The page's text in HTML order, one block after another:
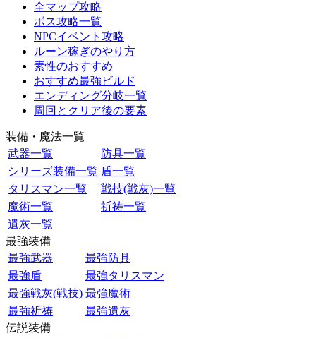
全マップ攻略
ボス攻略一覧
NPCイベント攻略
ルーン稼ぎのやり方
素性のおすすめ
おすすめ最強ビルド
エンディング分岐一覧
周回とクリア後の要素
装備・魔法一覧
武器一覧
防具一覧
シリーズ装備一覧 盾一覧
タリスマン一覧
戦技(戦灰)一覧
魔術一覧
祈祷一覧
遺灰一覧
最強装備
最強武器
最強防具
最強盾
最強タリスマン
最強戦灰(戦技) 最強魔術
最強祈祷
最強遺灰
伝説装備